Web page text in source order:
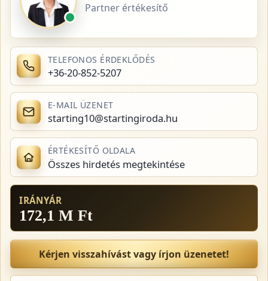
Partner értékesítő
TELEFONOS ÉRDEKLŐDÉS
+36-20-852-5207
E-MAIL ÜZENET
starting10@startingiroda.hu
ÉRTÉKESÍTŐ OLDALA
Összes hirdetés megtekintése
IRÁNYÁR
172,1 M Ft
Kérjen visszahívást vagy írjon üzenetet!